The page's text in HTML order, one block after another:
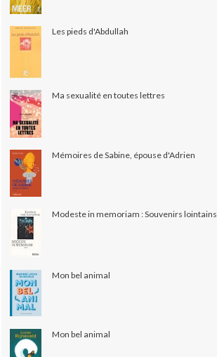
Les pieds d'Abdullah
Ma sexualité en toutes lettres
Mémoires de Sabine, épouse d'Adrien
Modeste in memoriam : Souvenirs lointains
Mon bel animal
Mon bel animal